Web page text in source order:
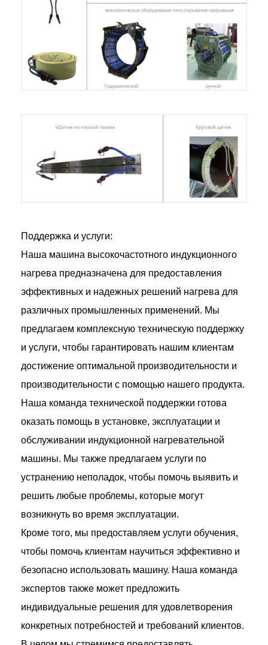
Поддержка и услуги:
Наша машина высокочастотного индукционного
нагрева предназначена для предоставления
эффективных и надежных решений нагрева для
различных промышленных применений. Мы
предлагаем комплексную техническую поддержку
и услуги, чтобы гарантировать нашим клиентам
достижение оптимальной производительности и
производительности с помощью нашего продукта.
Наша команда технической поддержки готова
оказать помощь в установке, эксплуатации и
обслуживании индукционной нагревательной
машины. Мы также предлагаем услуги по
устранению неполадок, чтобы помочь выявить и
решить любые проблемы, которые могут
возникнуть во время эксплуатации.
Кроме того, мы предоставляем услуги обучения,
чтобы помочь клиентам научиться эффективно и
безопасно использовать машину. Наша команда
экспертов также может предложить
индивидуальные решения для удовлетворения
конкретных потребностей и требований клиентов.